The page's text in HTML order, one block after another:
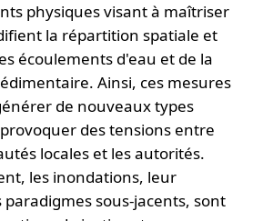
physiques visant à maîtriser
la répartition spatiale et
écoulements d'eau et de la
Ainsi, ces mesures
de nouveaux types
des tensions entre
locales et les autorités.
les inondations, leur
paradigmes sous-jacents, sont